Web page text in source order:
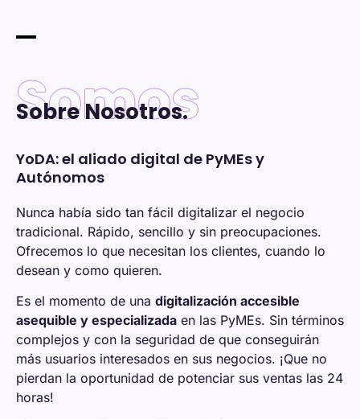
Somos
Sobre Nosotros.
YoDA: el aliado digital de PyMEs y
Autónomos
Nunca había sido tan fácil digitalizar el negocio
tradicional. Rápido, sencillo y sin preocupaciones.
Ofrecemos lo que necesitan los clientes, cuando lo
desean y como quieren.
Es el momento de una digitalización accesible
asequible y especializada en las PyMEs. Sin términos
complejos y con la seguridad de que conseguirán
más usuarios interesados en sus negocios. ¡Que no
pierdan la oportunidad de potenciar sus ventas las 24
horas!